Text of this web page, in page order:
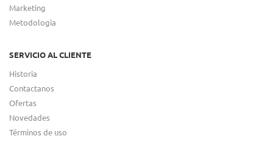
Marketing
Metodologia
SERVICIO AL CLIENTE
Historia
Contactanos
Ofertas
Novedades
Términos de uso